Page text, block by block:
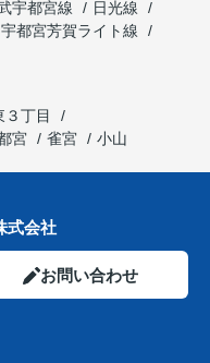
宇都宮線
日光線
宇都宮芳賀ライト線
３丁目
宮 雀宮 小山
式会社
お問い合わせ